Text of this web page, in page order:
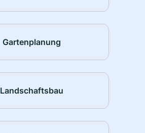
Gartenplanung
Landschaftsbau